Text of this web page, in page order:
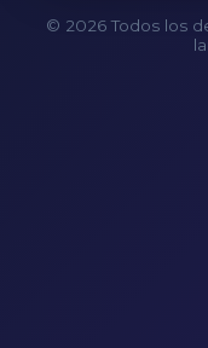
© 2026 Todos los